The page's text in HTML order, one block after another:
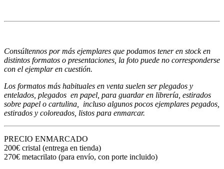
Consúltennos por más ejemplares que podamos tener en stock en
distintos formatos o presentaciones, la foto puede no corresponderse
con el ejemplar en cuestión.
Los formatos más habituales en venta suelen ser plegados y
entelados, plegados en papel, para guardar en librería, estirados
sobre papel o cartulina, incluso algunos pocos ejemplares pegados,
estirados y coloreados, listos para enmarcar.
PRECIO ENMARCADO
200€ cristal (entrega en tienda)
270€ metacrilato (para envío, con porte incluido)